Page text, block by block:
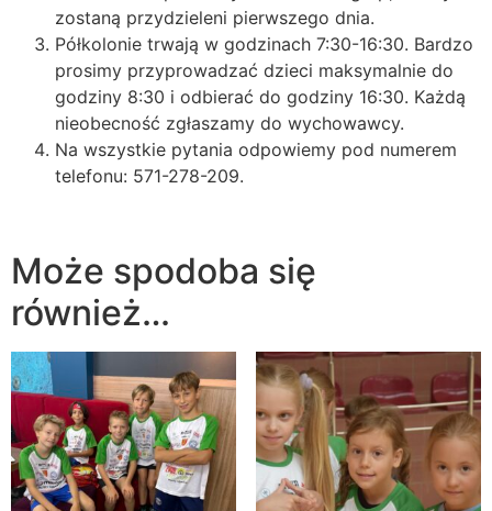
zostaną przydzieleni pierwszego dnia.
Półkolonie trwają w godzinach 7:30-16:30. Bardzo
prosimy przyprowadzać dzieci maksymalnie do
godziny 8:30 i odbierać do godziny 16:30. Każdą
nieobecność zgłaszamy do wychowawcy.
Na wszystkie pytania odpowiemy pod numerem
telefonu: 571-278-209.
Może spodoba się
również…